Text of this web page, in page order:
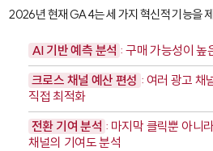
2026년 현재 GA4는 세 가지 혁신적 기능을
AI 기반 예측 분석 : 구매 가능성이 높
크로스 채널 예산 편성 : 여러 광고 채
직접 최적화
전환 기여 분석 : 마지막 클릭뿐 아니
채널의 기여도 분석